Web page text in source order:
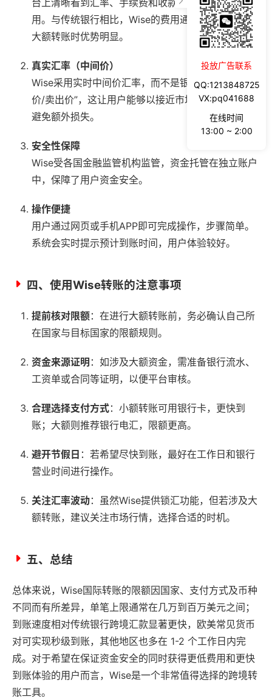
用。与传统银行相比，Wise的费用通常更低，尤其在
大额转账时优势明显。
真实汇率（中间价）
Wise采用实时中间价汇率，而不是银行常用的“买入
价/卖出价”，这让用户能够以接近市场的价格换汇，
避免额外损失。
安全性保障
Wise受各国金融监管机构监管，资金托管在独立账户
中，保障了用户资金安全。
操作便捷
用户通过网页或手机APP即可完成操作，步骤简单。
系统会实时提示预计到账时间，用户体验较好。
四、使用Wise转账的注意事项
提前核对限额：在进行大额转账前，务必确认自己所
在国家与目标国家的限额规则。
资金来源证明 ：如涉及大额资金，需准备银行流水、
工资单或合同等证明，以便平台审核。
合理选择支付方式：小额转账可用银行卡，更快到
账；大额则推荐银行电汇，限额更高。
避开节假日 ：若希望尽快到账，最好在工作日和银行
营业时间进行操作。
关注汇率波动：虽然Wise提供锁汇功能，但若涉及大
额转账，建议关注市场行情，选择合适的时机。
五、总结
总体来说，Wise国际转账的限额因国家、支付方式及币种
不同而有所差异，单笔上限通常在几万到百万美元之间；
到账速度相对传统银行跨境汇款显著更快，欧美常见货币
对可实现秒级到账，其他地区也多在 1-2 个工作日内完
成。对于希望在保证资金安全的同时获得更低费用和更快
到账体验的用户而言，Wise是一个非常值得选择的跨境转
账工具。
投放广告联系
QQ:1213848725
VX:pq041688
在线时间
13:00 ~ 2:00